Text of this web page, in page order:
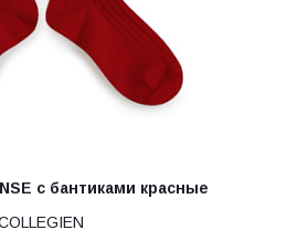
с бантиками красные